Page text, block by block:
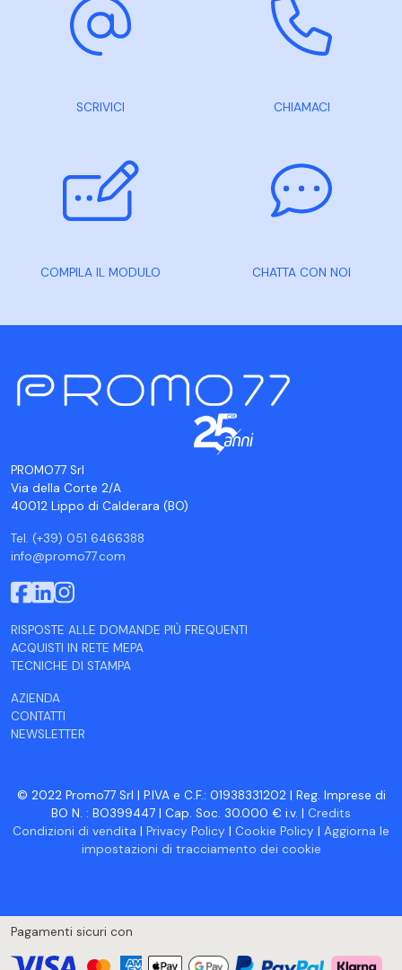
SCRIVICI CHIAMACI
COMPILA IL MODULO CHATTA CON NOI
PROMO77 Srl
Via della Corte 2/A
40012 Lippo di Calderara (BO)
Tel. (+39) 051 6466388
info@promo77.com
RISPOSTE ALLE DOMANDE PIÙ FREQUENTI
ACQUISTI IN RETE MEPA
TECNICHE DI STAMPA
AZIENDA
CONTATTI
NEWSLETTER
© 2022 Promo77 Srl | P.IVA e C.F.: 01938331202 | Reg. Imprese di
BO N. : BO399447 | Cap. Soc. 30.000 € i.v. | Credits
Condizioni di vendita | Privacy Policy | Cookie Policy | Aggiorna le
impostazioni di tracciamento dei cookie
Pagamenti sicuri con